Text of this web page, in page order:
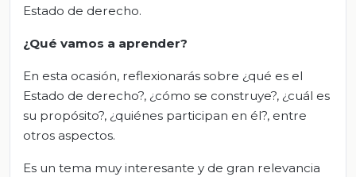
Estado de derecho.
¿Qué vamos a aprender?
En esta ocasión, reflexionarás sobre ¿qué es el
Estado de derecho?, ¿cómo se construye?, ¿cuál es
su propósito?, ¿quiénes participan en él?, entre
otros aspectos.
Es un tema muy interesante y de gran relevancia